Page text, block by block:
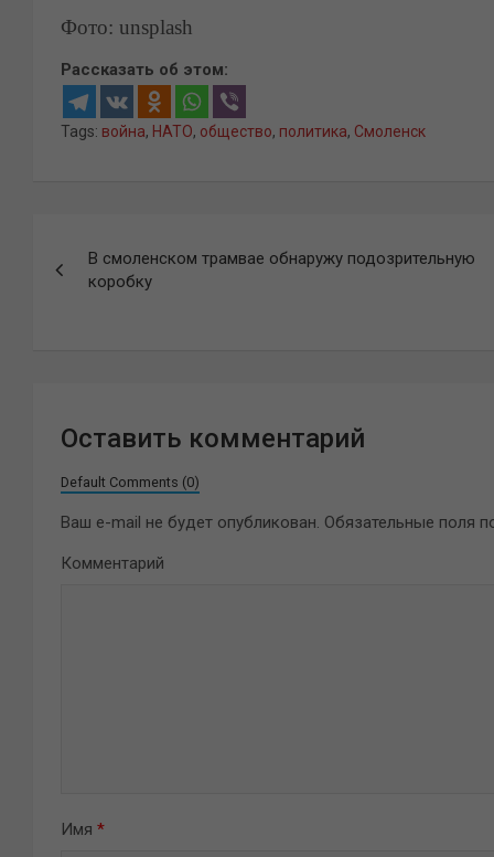
Фото: unsplash
Рассказать об этом:
Tags: война, НАТО, общество, политика, Смоленск
по
В смоленском трамвае обнаружу подозрительную
коробку
Оставить комментарий
Default Comments (0)
Ваш e-mail не будет опубликован. Обязательные поля
Комментарий
Имя *